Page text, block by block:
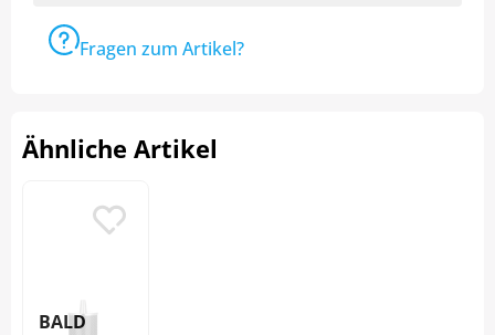
Fragen zum Artikel?
Ähnliche Artikel
BALD